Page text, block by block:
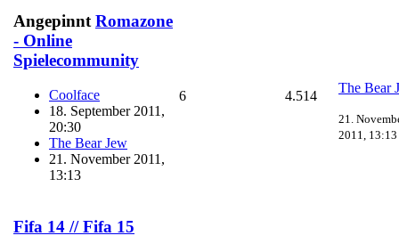
Angepinnt Romazone
- Online
Spielecommunity
Coolface
18. September 2011,
20:30
The Bear Jew
21. November 2011,
13:13
6 4.514
The Bear
21.
2011, 13:13
Fifa 14 // Fifa 15